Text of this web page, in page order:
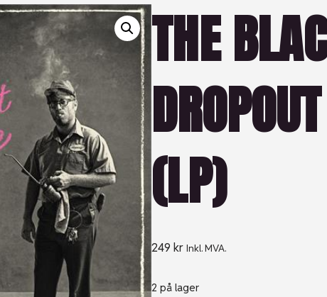
THE
(LP)
249 kr Inkl. MVA.
2 på lager